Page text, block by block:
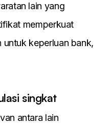
lain yang
memperkuat
untuk keperluan bank,
singkat
antara lain